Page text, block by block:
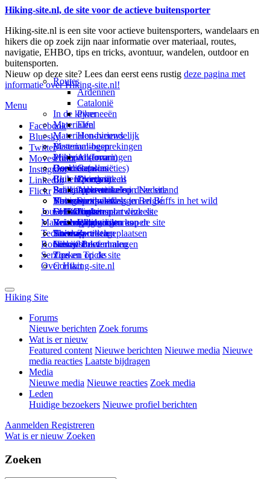
Hiking-site.nl, de site voor de actieve buitensporter
Hiking-site.nl is een site voor actieve buitensporters, wandelaars en
hikers die op zoek zijn naar informatie over materiaal, routes,
navigatie, EHBO, tips en tricks, avontuur, wandelen, outdoor en
buitensporten.
Nieuw op deze site? Lees dan eerst eens rustig deze pagina met
informatie over Hiking-site.nl!
Menu
Facebook
Bluesky
Twitter
Movescount
Instagram
LinkedIn
Flickr
Jouw Hiking-site.nl
Prikbord (forum)
Goodies (winacties)
Club Hiking-site.nl
Schrijfblok-artikelen
Virtuele exposities
Fotoalbums
Materialen: kiezen en kopen
In de kijker
Materialen
Materialen-nieuws
Materiaal-besprekingen
Materiaal-ervaringen
Boekrecensies
Buitensportwinkels
Buitensportwinkels in Nederland
Buitensportwinkels in Belgié
Online buitensportwinkels
Reisboekhandels
Technieken
Navigatie
EHBO
Verzorging
Thema-artikelen
Routes en Bestemmingen
Routes
Ardennen
Catalonië
Pyreneeën
Eifel
Hondvriendelijk
Bestemmingen
Andorra
Catalonië
Zweden
Paalkamperen
Thema-artikelen
Andorra
Catalonië
Zweden
Schrijfblokverhalen
Service
Buitensportvacatures
Buitensportstageplaatsen
Links
Tips en Tricks
Over Hiking-site.nl
Deze site
Over mij
Adverteren op deze site
Summit-vlaggen en Buffs in het wild
Linken naar deze site
Wijzigingen aan de site
Sitemap
Nieuwsbrief
Zoeken op de site
Contact
Hiking Site
Forums
Nieuwe berichten Zoek forums
Wat is er nieuw
Featured content Nieuwe berichten Nieuwe media Nieuwe
media reacties Laatste bijdragen
Media
Nieuwe media Nieuwe reacties Zoek media
Leden
Huidige bezoekers Nieuwe profiel berichten
Aanmelden Registreren
Wat is er nieuw Zoeken
Zoeken